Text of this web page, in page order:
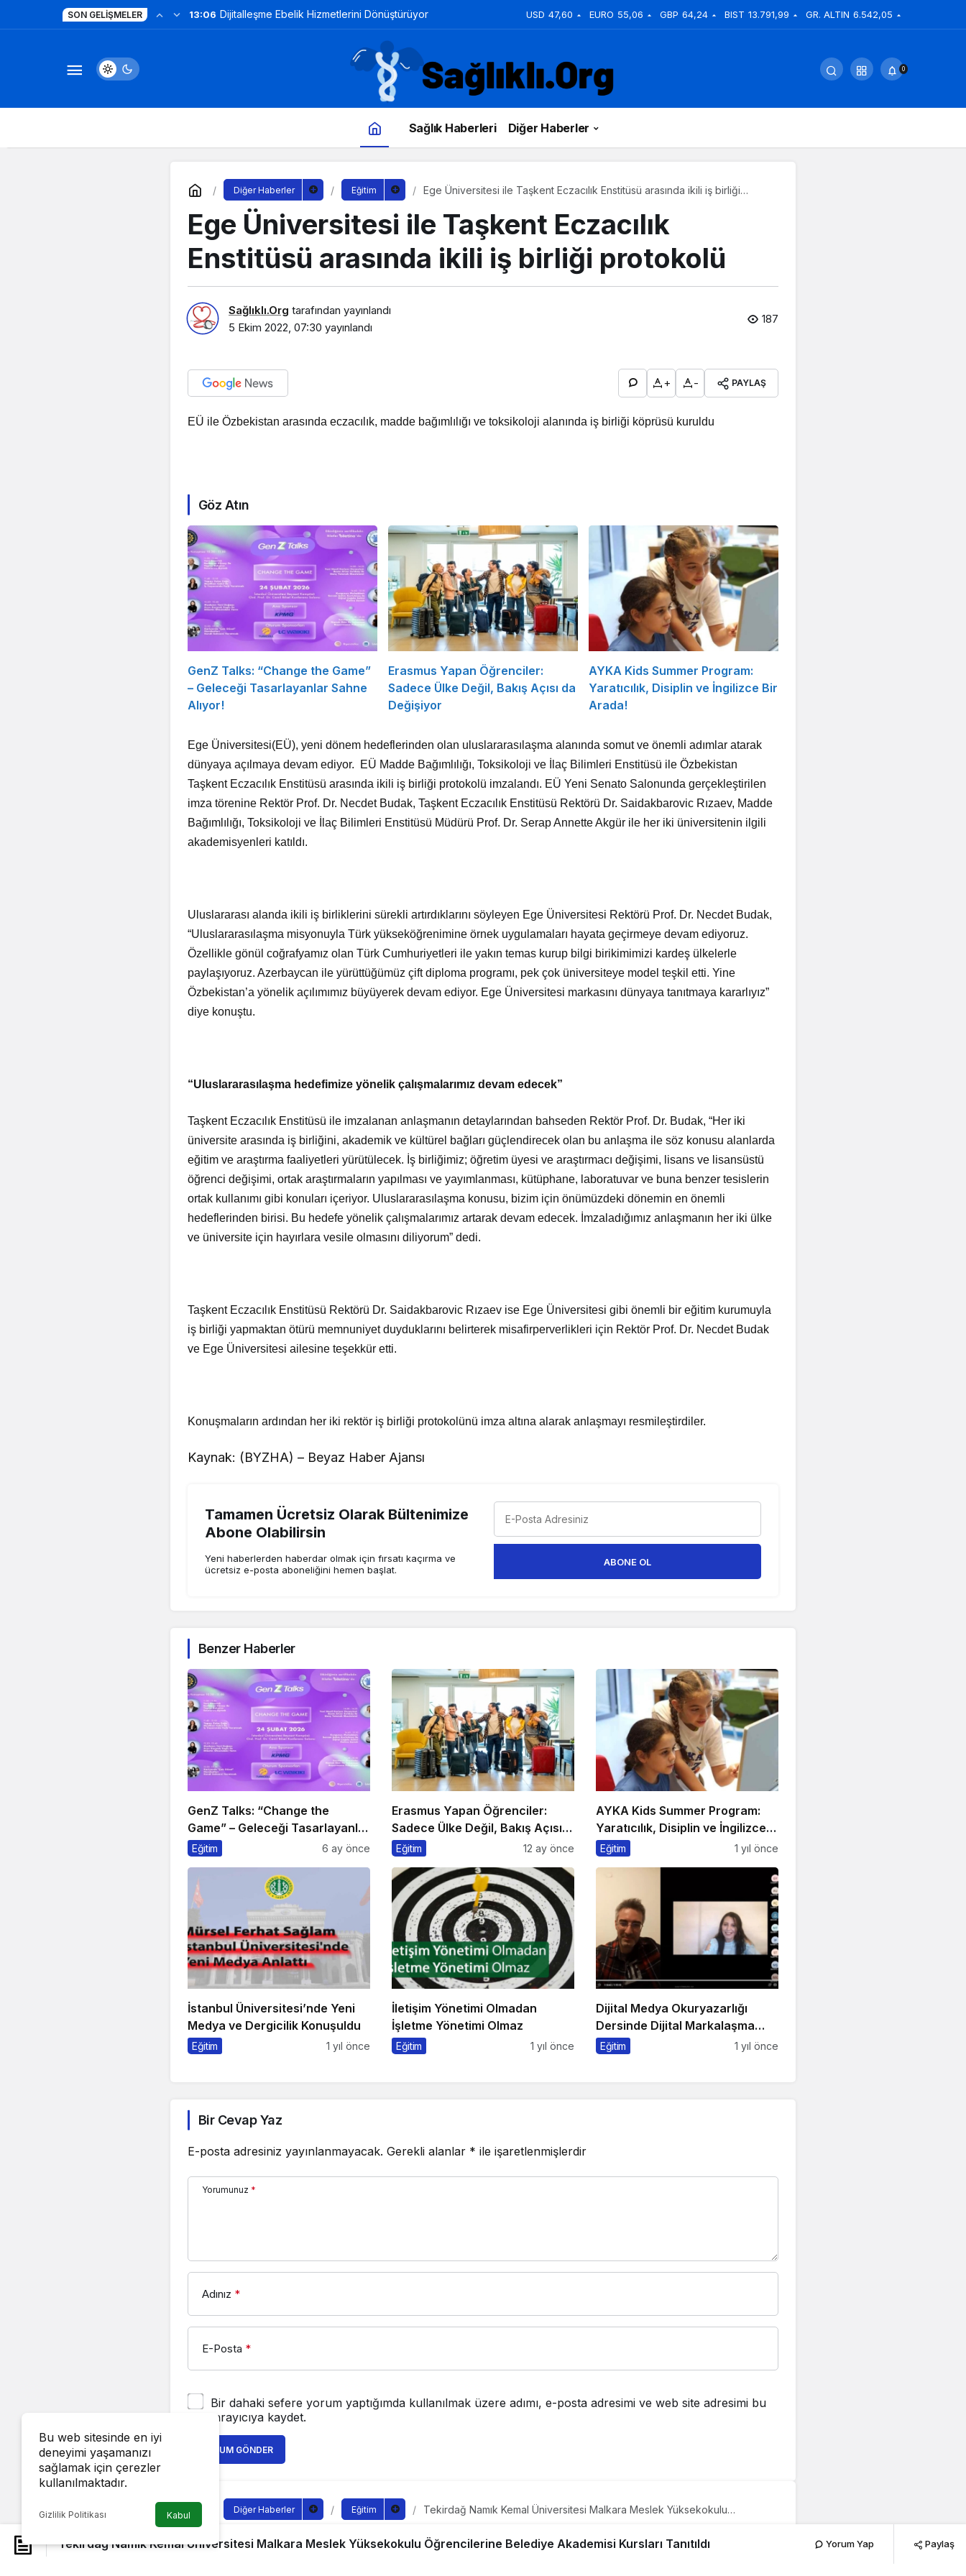
SON GELIŞMELER 13:06 Dijitalleşme Ebelik Hizmetlerini Dönüştürüyor USD 47,60 EURO 55,06 GBP 64,24 BIST 13.791,99 GR. ALTIN 6.542,05
0
Sağlık Haberleri Diğer Haberler
Diğer Haberler Eğitim
Ege Üniversitesi ile Taşkent Eczacılık Enstitüsü arasında ikili iş birliği
Ege Üniversitesi ile Taşkent Eczacılık
Enstitüsü arasında ikili iş birliği protokolü
Sağlıklı.Org tarafından yayınlandı
5 Ekim 2022, 07:30 yayınlandı
187
+ - PAYLAŞ
EÜ ile Özbekistan arasında eczacılık, madde bağımlılığı ve toksikoloji alanında iş birliği köprüsü kuruldu
Göz Atın
GenZ Talks: “Change the Game”
– Geleceği Tasarlayanlar Sahne
Alıyor!
Erasmus Yapan Öğrenciler:
Sadece Ülke Değil, Bakış Açısı da
Değişiyor
AYKA Kids Summer Program:
Yaratıcılık, Disiplin ve İngilizce Bir
Arada!
Ege Üniversitesi(EÜ), yeni dönem hedeflerinden olan uluslararasılaşma alanında somut ve önemli adımlar atarak
dünyaya açılmaya devam ediyor. EÜ Madde Bağımlılığı, Toksikoloji ve İlaç Bilimleri Enstitüsü ile Özbekistan
Taşkent Eczacılık Enstitüsü arasında ikili iş birliği protokolü imzalandı. EÜ Yeni Senato Salonunda gerçekleştirilen
imza törenine Rektör Prof. Dr. Necdet Budak, Taşkent Eczacılık Enstitüsü Rektörü Dr. Saidakbarovic Rızaev, Madde
Bağımlılığı, Toksikoloji ve İlaç Bilimleri Enstitüsü Müdürü Prof. Dr. Serap Annette Akgür ile her iki üniversitenin ilgili
akademisyenleri katıldı.
Uluslararası alanda ikili iş birliklerini sürekli artırdıklarını söyleyen Ege Üniversitesi Rektörü Prof. Dr. Necdet Budak,
“Uluslararasılaşma misyonuyla Türk yükseköğrenimine örnek uygulamaları hayata geçirmeye devam ediyoruz.
Özellikle gönül coğrafyamız olan Türk Cumhuriyetleri ile yakın temas kurup bilgi birikimimizi kardeş ülkelerle
paylaşıyoruz. Azerbaycan ile yürüttüğümüz çift diploma programı, pek çok üniversiteye model teşkil etti. Yine
Özbekistan’a yönelik açılımımız büyüyerek devam ediyor. Ege Üniversitesi markasını dünyaya tanıtmaya kararlıyız”
diye konuştu.
“Uluslararasılaşma hedefimize yönelik çalışmalarımız devam edecek”
Taşkent Eczacılık Enstitüsü ile imzalanan anlaşmanın detaylarından bahseden Rektör Prof. Dr. Budak, “Her iki
üniversite arasında iş birliğini, akademik ve kültürel bağları güçlendirecek olan bu anlaşma ile söz konusu alanlarda
eğitim ve araştırma faaliyetleri yürütülecek. İş birliğimiz; öğretim üyesi ve araştırmacı değişimi, lisans ve lisansüstü
öğrenci değişimi, ortak araştırmaların yapılması ve yayımlanması, kütüphane, laboratuvar ve buna benzer tesislerin
ortak kullanımı gibi konuları içeriyor. Uluslararasılaşma konusu, bizim için önümüzdeki dönemin en önemli
hedeflerinden birisi. Bu hedefe yönelik çalışmalarımız artarak devam edecek. İmzaladığımız anlaşmanın her iki ülke
ve üniversite için hayırlara vesile olmasını diliyorum” dedi.
Taşkent Eczacılık Enstitüsü Rektörü Dr. Saidakbarovic Rızaev ise Ege Üniversitesi gibi önemli bir eğitim kurumuyla
iş birliği yapmaktan ötürü memnuniyet duyduklarını belirterek misafirperverlikleri için Rektör Prof. Dr. Necdet Budak
ve Ege Üniversitesi ailesine teşekkür etti.
Konuşmaların ardından her iki rektör iş birliği protokolünü imza altına alarak anlaşmayı resmileştirdiler.
Kaynak: (BYZHA) – Beyaz Haber Ajansı
Tamamen Ücretsiz Olarak Bültenimize
Abone Olabilirsin
Yeni haberlerden haberdar olmak için fırsatı kaçırma ve
ücretsiz e-posta aboneliğini hemen başlat.
ABONE OL
Benzer Haberler
GenZ Talks: “Change the
Game” – Geleceği Tasarlayanlar
Sahne Alıyor!
Eğitim 6 ay önce
Erasmus Yapan Öğrenciler:
Sadece Ülke Değil, Bakış Açısı
da Değişiyor
Eğitim 12 ay önce
AYKA Kids Summer Program:
Yaratıcılık, Disiplin ve İngilizce
Bir Arada!
Eğitim 1 yıl önce
İstanbul Üniversitesi’nde Yeni
Medya ve Dergicilik Konuşuldu
Eğitim 1 yıl önce
İletişim Yönetimi Olmadan
İşletme Yönetimi Olmaz
Eğitim 1 yıl önce
Dijital Medya Okuryazarlığı
Dersinde Dijital Markalaşma
Konuşuldu
Eğitim 1 yıl önce
Bir Cevap Yaz
E-posta adresiniz yayınlanmayacak. Gerekli alanlar * ile işaretlenmişlerdir
Yorumunuz *
Adınız *
E-Posta *
Bir dahaki sefere yorum yaptığımda kullanılmak üzere adımı, e-posta adresimi ve web site adresimi bu
tarayıcıya kaydet.
YORUM GÖNDER
Diğer Haberler Eğitim
Tekirdağ Namık Kemal Üniversitesi Malkara Meslek Yüksekokulu
Tekirdağ Namık Kemal Üniversitesi Malkara
Tekirdağ Namık Kemal Üniversitesi Malkara Meslek Yüksekokulu Öğrencilerine Belediye Akademisi Kursları Tanıtıldı Yorum Yap Paylaş
Bu web sitesinde en iyi
deneyimi yaşamanızı
sağlamak için çerezler
kullanılmaktadır.
Gizlilik Politikası Kabul